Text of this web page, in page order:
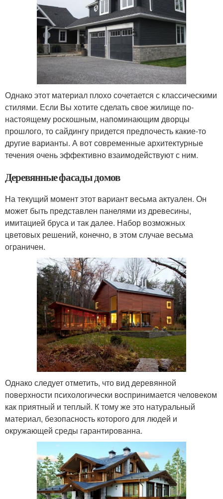
Однако этот материал плохо сочетается с классическими
стилями. Если Вы хотите сделать свое жилище по-
настоящему роскошным, напоминающим дворцы
прошлого, то сайдингу придется предпочесть какие-то
другие варианты. А вот современные архитектурные
течения очень эффективно взаимодействуют с ним.
Деревянные фасады домов
На текущий момент этот вариант весьма актуален. Он
может быть представлен панелями из древесины,
имитацией бруса и так далее. Набор возможных
цветовых решений, конечно, в этом случае весьма
ограничен.
Однако следует отметить, что вид деревянной
поверхности психологически воспринимается человеком
как приятный и теплый. К тому же это натуральный
материал, безопасность которого для людей и
окружающей среды гарантированна.